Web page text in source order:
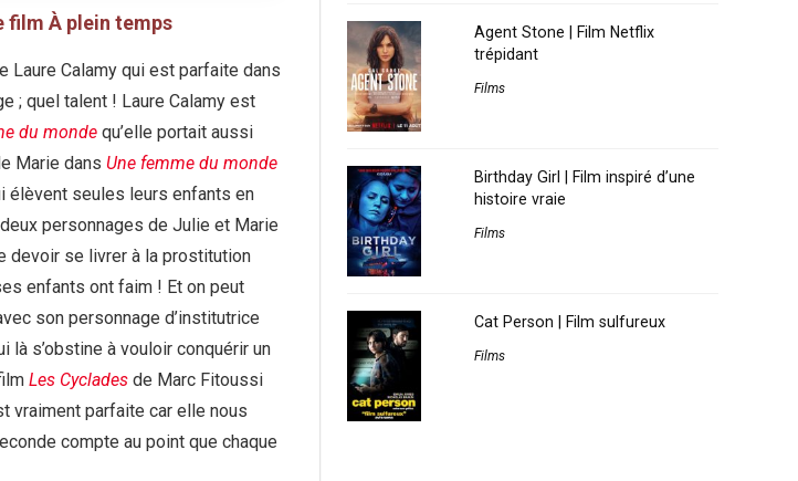
film À plein temps
Laure Calamy qui est parfaite dans
; quel talent ! Laure Calamy est
du monde qu’elle portait aussi
Marie dans Une femme du monde
élèvent seules leurs enfants en
personnages de Julie et Marie
devoir se livrer à la prostitution
enfants ont faim ! Et on peut
son personnage d’institutrice
là s’obstine à vouloir conquérir un
Les Cyclades de Marc Fitoussi
vraiment parfaite car elle nous
compte au point que chaque
Agent Stone | Film Netflix
trépidant
Films
Birthday Girl | Film inspiré d’une
histoire vraie
Films
Cat Person | Film sulfureux
Films